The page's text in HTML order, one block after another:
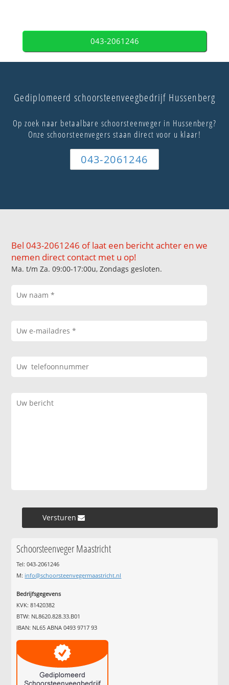
043-2061246
Gediplomeerd schoorsteenveegbedrijf Hussenberg
Op zoek naar betaalbare schoorsteenveger in Hussenberg?
Onze schoorsteenvegers staan direct voor u klaar!
043-2061246
Bel 043-2061246 of laat een bericht achter en we
nemen direct contact met u op!
Ma. t/m Za. 09:00-17:00u, Zondags gesloten.
Versturen »
Schoorsteenveger Maastricht
Tel: 043-2061246
M: info@schoorsteenvegermaastricht.nl
Bedrijfsgegevens
KVK: 81420382
BTW: NL8620.828.33.B01
IBAN: NL65 ABNA 0493 9717 93